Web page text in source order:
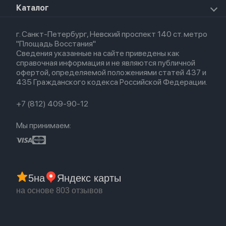
Apple Watch SE 2022
Airpods 3
Airpods (1-е)
EarPods
HomePod 2
Для Macbook
О магазине
Политика конфиденциальности
Оплата и доставка
Партнерская программа
Гарантия
Обмен и возврат
Бонусы
Каталог
Новые поступления
Популярное
Акции
г. Санкт-Петербург, Невский проспект 140 ст. метро
"Площадь Восстания"
Сведения указанные на сайте приведены как
справочная информация и не являются публичной
офертой, определяемой положениями статей 437 и
435 Гражданского кодекса Российской Федерации.
+7 (812) 409-90-12
Мы принимаем:
5на Яндекс карты
на основе 803 отзывов